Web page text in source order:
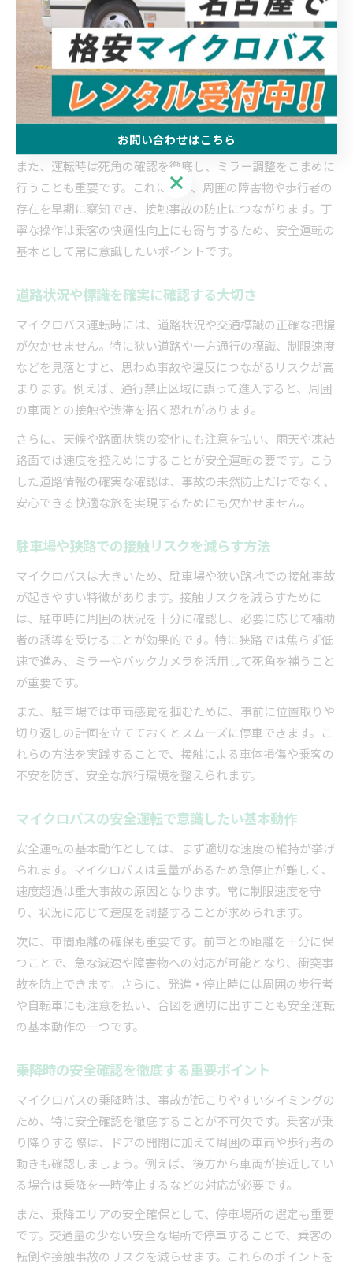
マイクロバスの運転では、車両の大きさや重量を考慮し、操
作を丁寧に行うことが安全確保の基本です。急な加速や急ブ
レーキ、急ハンドルは車体の不安定さを増し、事故リスクを
高めるため避ける必要があります。例えば、カーブや交差点
では速度を落とし、スムーズな操作を心がけることで乗客の
安全を守ることができます。
また、運転時は死角の確認を徹底し、ミラー調整をこまめに
行うことも重要です。これにより、周囲の障害物や歩行者の
存在を早期に察知でき、接触事故の防止につながります。丁
寧な操作は乗客の快適性向上にも寄与するため、安全運転の
基本として常に意識したいポイントです。
道路状況や標識を確実に確認する大切さ
マイクロバス運転時には、道路状況や交通標識の正確な把握
が欠かせません。特に狭い道路や一方通行の標識、制限速度
などを見落とすと、思わぬ事故や違反につながるリスクが高
まります。例えば、通行禁止区域に誤って進入すると、周囲
の車両との接触や渋滞を招く恐れがあります。
さらに、天候や路面状態の変化にも注意を払い、雨天や凍結
路面では速度を控えめにすることが安全運転の要です。こう
した道路情報の確実な確認は、事故の未然防止だけでなく、
安心できる快適な旅を実現するためにも欠かせません。
駐車場や狭路での接触リスクを減らす方法
マイクロバスは大きいため、駐車場や狭い路地での接触事故
が起きやすい特徴があります。接触リスクを減らすために
は、駐車時に周囲の状況を十分に確認し、必要に応じて補助
者の誘導を受けることが効果的です。特に狭路では焦らず低
速で進み、ミラーやバックカメラを活用して死角を補うこと
が重要です。
また、駐車場では車両感覚を掴むために、事前に位置取りや
切り返しの計画を立てておくとスムーズに停車できます。こ
れらの方法を実践することで、接触による車体損傷や乗客の
不安を防ぎ、安全な旅行環境を整えられます。
マイクロバスの安全運転で意識したい基本動作
安全運転の基本動作としては、まず適切な速度の維持が挙げ
られます。マイクロバスは重量があるため急停止が難しく、
速度超過は重大事故の原因となります。常に制限速度を守
り、状況に応じて速度を調整することが求められます。
次に、車間距離の確保も重要です。前車との距離を十分に保
つことで、急な減速や障害物への対応が可能となり、衝突事
故を防止できます。さらに、発進・停止時には周囲の歩行者
や自転車にも注意を払い、合図を適切に出すことも安全運転
の基本動作の一つです。
乗降時の安全確認を徹底する重要ポイント
マイクロバスの乗降時は、事故が起こりやすいタイミングの
ため、特に安全確認を徹底することが不可欠です。乗客が乗
り降りする際は、ドアの開閉に加えて周囲の車両や歩行者の
動きも確認しましょう。例えば、後方から車両が接近してい
る場合は乗降を一時停止するなどの対応が必要です。
また、乗降エリアの安全確保として、停車場所の選定も重要
です。交通量の少ない安全な場所で停車することで、乗客の
転倒や接触事故のリスクを減らせます。これらのポイントを
お問い合わせはこちら
お問い合わせはこちら